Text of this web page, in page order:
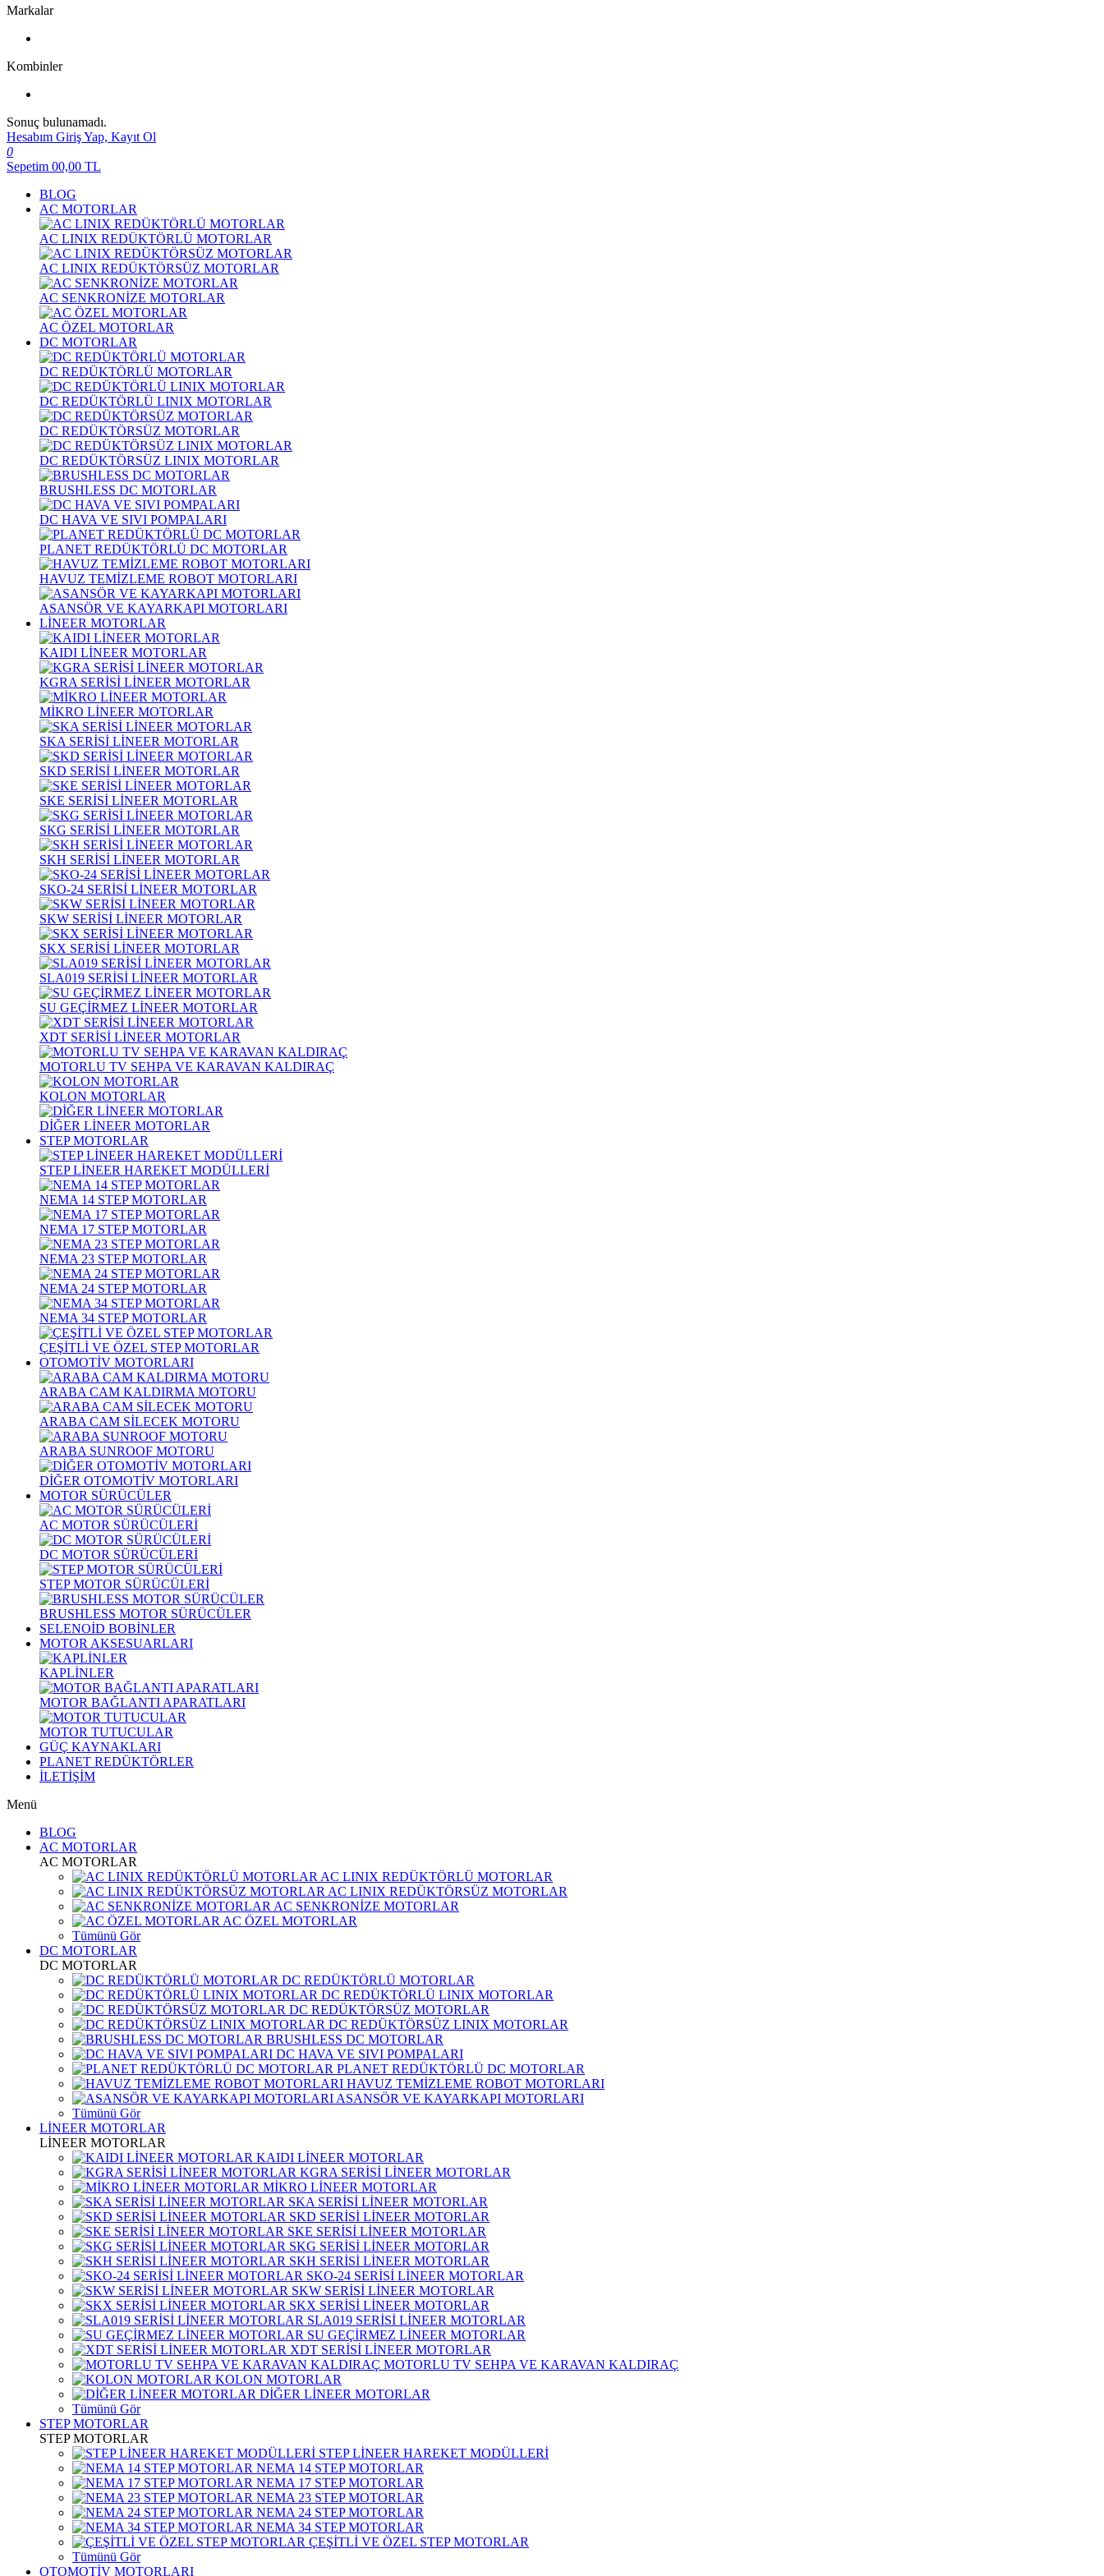
Markalar
Kombinler
Sonuç bulunamadı.
Hesabım Giriş Yap, Kayıt Ol
0
Sepetim 00,00 TL
BLOG
AC MOTORLAR
AC LINIX REDÜKTÖRLÜ MOTORLAR
AC LINIX REDÜKTÖRSÜZ MOTORLAR
AC SENKRONİZE MOTORLAR
AC ÖZEL MOTORLAR
DC MOTORLAR
DC REDÜKTÖRLÜ MOTORLAR
DC REDÜKTÖRLÜ LINIX MOTORLAR
DC REDÜKTÖRSÜZ MOTORLAR
DC REDÜKTÖRSÜZ LINIX MOTORLAR
BRUSHLESS DC MOTORLAR
DC HAVA VE SIVI POMPALARI
PLANET REDÜKTÖRLÜ DC MOTORLAR
HAVUZ TEMİZLEME ROBOT MOTORLARI
ASANSÖR VE KAYARKAPI MOTORLARI
LİNEER MOTORLAR
KAIDI LİNEER MOTORLAR
KGRA SERİSİ LİNEER MOTORLAR
MİKRO LİNEER MOTORLAR
SKA SERİSİ LİNEER MOTORLAR
SKD SERİSİ LİNEER MOTORLAR
SKE SERİSİ LİNEER MOTORLAR
SKG SERİSİ LİNEER MOTORLAR
SKH SERİSİ LİNEER MOTORLAR
SKO-24 SERİSİ LİNEER MOTORLAR
SKW SERİSİ LİNEER MOTORLAR
SKX SERİSİ LİNEER MOTORLAR
SLA019 SERİSİ LİNEER MOTORLAR
SU GEÇİRMEZ LİNEER MOTORLAR
XDT SERİSİ LİNEER MOTORLAR
MOTORLU TV SEHPA VE KARAVAN KALDIRAÇ
KOLON MOTORLAR
DİĞER LİNEER MOTORLAR
STEP MOTORLAR
STEP LİNEER HAREKET MODÜLLERİ
NEMA 14 STEP MOTORLAR
NEMA 17 STEP MOTORLAR
NEMA 23 STEP MOTORLAR
NEMA 24 STEP MOTORLAR
NEMA 34 STEP MOTORLAR
ÇEŞİTLİ VE ÖZEL STEP MOTORLAR
OTOMOTİV MOTORLARI
ARABA CAM KALDIRMA MOTORU
ARABA CAM SİLECEK MOTORU
ARABA SUNROOF MOTORU
DİĞER OTOMOTİV MOTORLARI
MOTOR SÜRÜCÜLER
AC MOTOR SÜRÜCÜLERİ
DC MOTOR SÜRÜCÜLERİ
STEP MOTOR SÜRÜCÜLERİ
BRUSHLESS MOTOR SÜRÜCÜLER
SELENOİD BOBİNLER
MOTOR AKSESUARLARI
KAPLİNLER
MOTOR BAĞLANTI APARATLARI
MOTOR TUTUCULAR
GÜÇ KAYNAKLARI
PLANET REDÜKTÖRLER
İLETİŞİM
Menü
BLOG
AC MOTORLAR
AC MOTORLAR
AC LINIX REDÜKTÖRLÜ MOTORLAR
AC LINIX REDÜKTÖRSÜZ MOTORLAR
AC SENKRONİZE MOTORLAR
AC ÖZEL MOTORLAR
Tümünü Gör
DC MOTORLAR
DC MOTORLAR
DC REDÜKTÖRLÜ MOTORLAR
DC REDÜKTÖRLÜ LINIX MOTORLAR
DC REDÜKTÖRSÜZ MOTORLAR
DC REDÜKTÖRSÜZ LINIX MOTORLAR
BRUSHLESS DC MOTORLAR
DC HAVA VE SIVI POMPALARI
PLANET REDÜKTÖRLÜ DC MOTORLAR
HAVUZ TEMİZLEME ROBOT MOTORLARI
ASANSÖR VE KAYARKAPI MOTORLARI
Tümünü Gör
LİNEER MOTORLAR
LİNEER MOTORLAR
KAIDI LİNEER MOTORLAR
KGRA SERİSİ LİNEER MOTORLAR
MİKRO LİNEER MOTORLAR
SKA SERİSİ LİNEER MOTORLAR
SKD SERİSİ LİNEER MOTORLAR
SKE SERİSİ LİNEER MOTORLAR
SKG SERİSİ LİNEER MOTORLAR
SKH SERİSİ LİNEER MOTORLAR
SKO-24 SERİSİ LİNEER MOTORLAR
SKW SERİSİ LİNEER MOTORLAR
SKX SERİSİ LİNEER MOTORLAR
SLA019 SERİSİ LİNEER MOTORLAR
SU GEÇİRMEZ LİNEER MOTORLAR
XDT SERİSİ LİNEER MOTORLAR
MOTORLU TV SEHPA VE KARAVAN KALDIRAÇ
KOLON MOTORLAR
DİĞER LİNEER MOTORLAR
Tümünü Gör
STEP MOTORLAR
STEP MOTORLAR
STEP LİNEER HAREKET MODÜLLERİ
NEMA 14 STEP MOTORLAR
NEMA 17 STEP MOTORLAR
NEMA 23 STEP MOTORLAR
NEMA 24 STEP MOTORLAR
NEMA 34 STEP MOTORLAR
ÇEŞİTLİ VE ÖZEL STEP MOTORLAR
Tümünü Gör
OTOMOTİV MOTORLARI